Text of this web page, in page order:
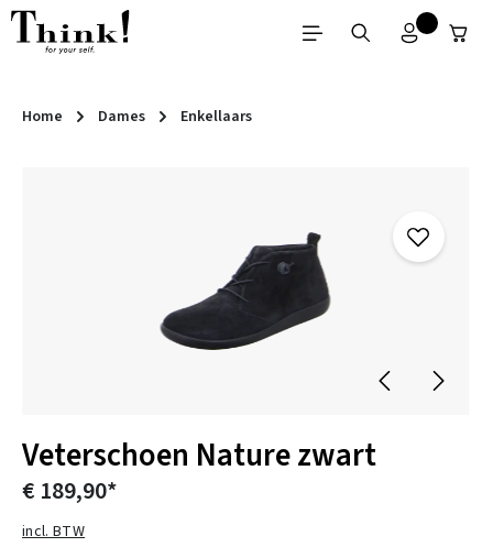
Ga naar de hoofdinhoud
Home Dames Enkellaars
Veterschoen Nature zwart
€ 189,90*
incl. BTW